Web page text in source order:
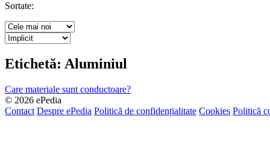
Sortate:
Etichetă: Aluminiul
Care materiale sunt conductoare?
© 2026 ePedia
Contact Despre ePedia Politică de confidențialitate Cookies Politică